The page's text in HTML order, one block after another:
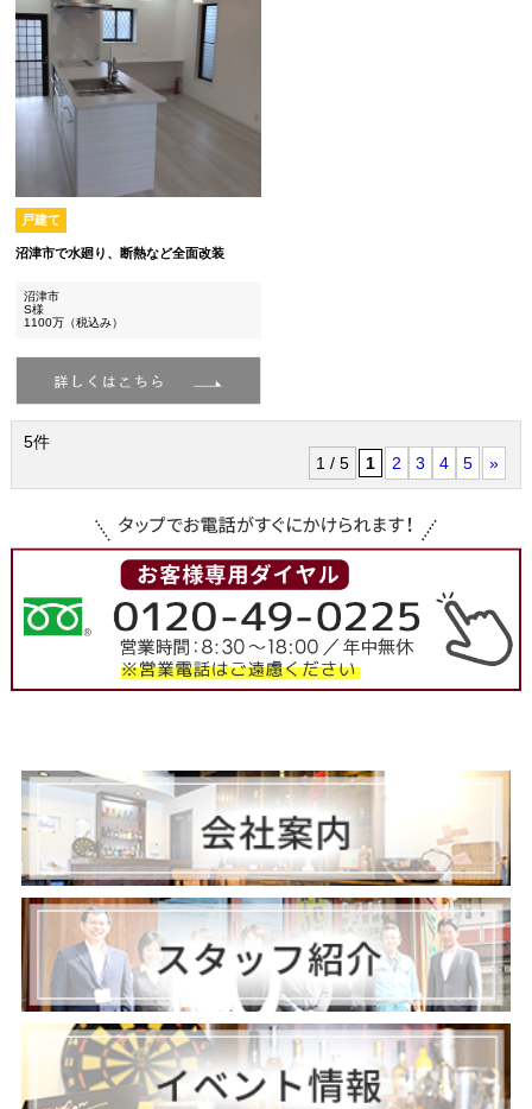
戸建て
沼津市で水廻り、断熱など全面改装
沼津市
S様
1100万（税込み）
5件
1 / 5
1 2 3 4 5 »